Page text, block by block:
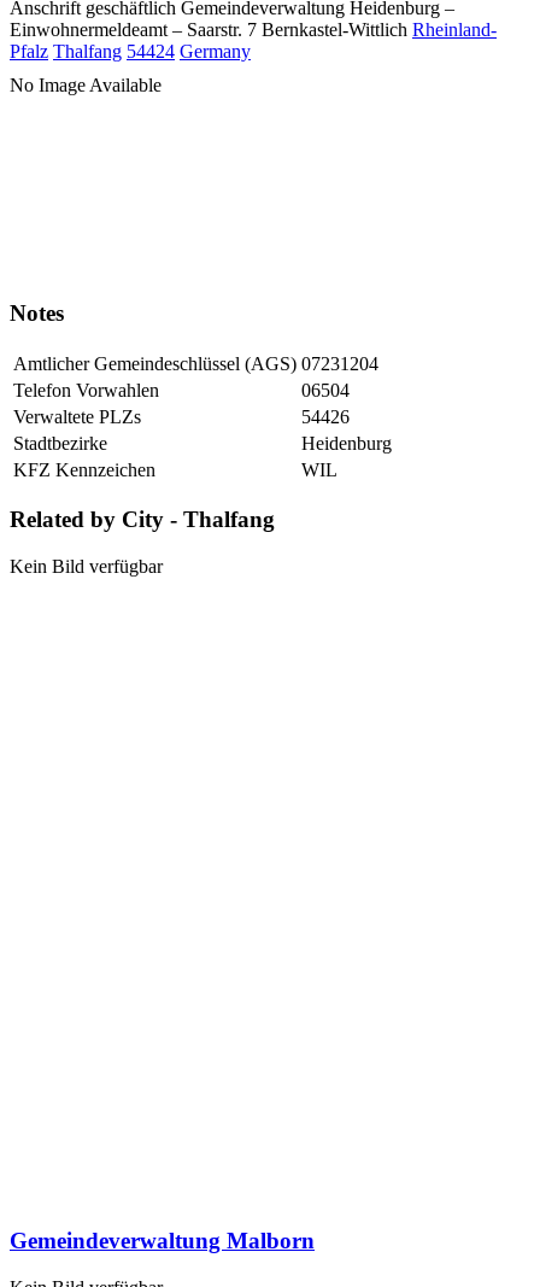
Anschrift geschäftlich Gemeindeverwaltung Heidenburg –
Einwohnermeldeamt – Saarstr. 7 Bernkastel-Wittlich Rheinland-
Pfalz Thalfang 54424 Germany
No Image Available
Notes
Amtlicher Gemeindeschlüssel (AGS) 07231204
Telefon Vorwahlen
06504
Verwaltete PLZs
54426
Stadtbezirke
Heidenburg
KFZ Kennzeichen
WIL
Related by City - Thalfang
Kein Bild verfügbar
Gemeindeverwaltung Malborn